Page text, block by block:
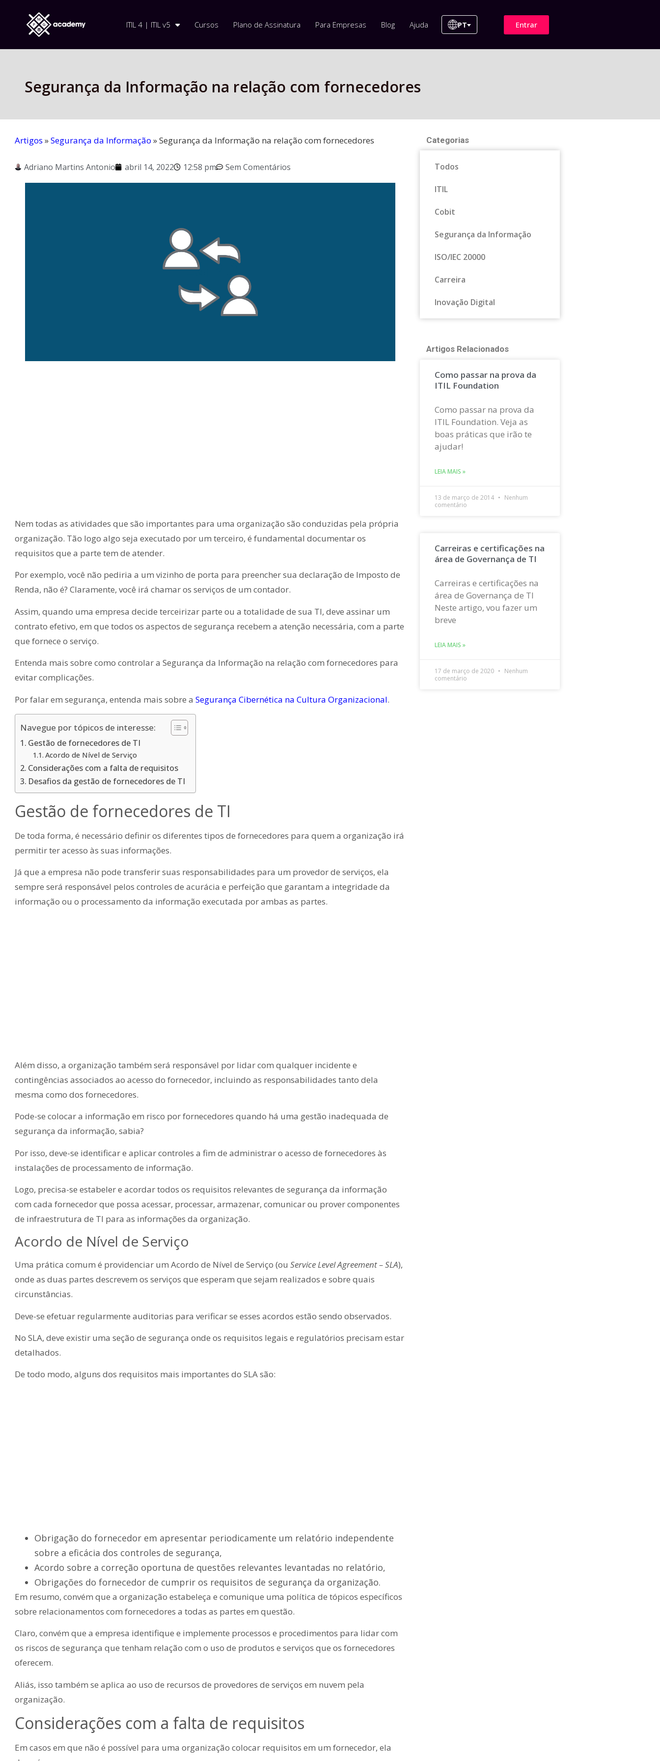
ITIL 4 | ITIL v5 Cursos Plano de Assinatura Para Empresas Blog Ajuda PT Entrar
Segurança da Informação na relação com fornecedores
Artigos »Segurança da Informação »Segurança da Informação na relação com fornecedores
Adriano Martins Antonio abril 14, 2022 12:58 pm Sem Comentários
Nem todas as atividades que são importantes para uma organização são conduzidas pela própria
organização. Tão logo algo seja executado por um terceiro, é fundamental documentar os
requisitos que a parte tem de atender.
Por exemplo, você não pediria a um vizinho de porta para preencher sua declaração de Imposto de
Renda, não é? Claramente, você irá chamar os serviços de um contador.
Assim, quando uma empresa decide terceirizar parte ou a totalidade de sua TI, deve assinar um
contrato efetivo, em que todos os aspectos de segurança recebem a atenção necessária, com a parte
que fornece o serviço.
Entenda mais sobre como controlar a Segurança da Informação na relação com fornecedores para
evitar complicações.
Por falar em segurança, entenda mais sobre a Segurança Cibernética na Cultura Organizacional.
Navegue por tópicos de interesse:
Gestão de fornecedores de TI
Acordo de Nível de Serviço
Considerações com a falta de requisitos
Desafios da gestão de fornecedores de TI
Gestão de fornecedores de TI
De toda forma, é necessário definir os diferentes tipos de fornecedores para quem a organização irá
permitir ter acesso às suas informações.
Já que a empresa não pode transferir suas responsabilidades para um provedor de serviços, ela
sempre será responsável pelos controles de acurácia e perfeição que garantam a integridade da
informação ou o processamento da informação executada por ambas as partes.
Além disso, a organização também será responsável por lidar com qualquer incidente e
contingências associados ao acesso do fornecedor, incluindo as responsabilidades tanto dela
mesma como dos fornecedores.
Pode-se colocar a informação em risco por fornecedores quando há uma gestão inadequada de
segurança da informação, sabia?
Por isso, deve-se identificar e aplicar controles a fim de administrar o acesso de fornecedores às
instalações de processamento de informação.
Logo, precisa-se estabeler e acordar todos os requisitos relevantes de segurança da informação
com cada fornecedor que possa acessar, processar, armazenar, comunicar ou prover componentes
de infraestrutura de TI para as informações da organização.
Acordo de Nível de Serviço
Uma prática comum é providenciar um Acordo de Nível de Serviço (ou Service Level Agreement– SLA),
onde as duas partes descrevem os serviços que esperam que sejam realizados e sobre quais
circunstâncias.
Deve-se efetuar regularmente auditorias para verificar se esses acordos estão sendo observados.
No SLA, deve existir uma seção de segurança onde os requisitos legais e regulatórios precisam estar
detalhados.
De todo modo, alguns dos requisitos mais importantes do SLA são:
Obrigação do fornecedor em apresentar periodicamente um relatório independente
sobre a eficácia dos controles de segurança,
Acordo sobre a correção oportuna de questões relevantes levantadas no relatório,
Obrigações do fornecedor de cumprir os requisitos de segurança da organização.
Em resumo, convém que a organização estabeleça e comunique uma política de tópicos específicos
sobre relacionamentos com fornecedores a todas as partes em questão.
Claro, convém que a empresa identifique e implemente processos e procedimentos para lidar com
os riscos de segurança que tenham relação com o uso de produtos e serviços que os fornecedores
oferecem.
Aliás, isso também se aplica ao uso de recursos de provedores de serviços em nuvem pela
organização.
Considerações com a falta de requisitos
Em casos em que não é possível para uma organização colocar requisitos em um fornecedor, ela
Categorias
Todos
ITIL
Cobit
Segurança da Informação
ISO/IEC 20000
Carreira
Inovação Digital
Artigos Relacionados
Como passar na prova da
ITIL Foundation
Como passar na prova da
ITIL Foundation. Veja as
boas práticas que irão te
ajudar!
LEIA MAIS »
13 de março de 2014
Nenhum
comentário
Carreiras e certificações na
área de Governança de TI
Carreiras e certificações na
área de Governança de TI
Neste artigo, vou fazer um
breve
LEIA MAIS »
17 de março de 2020
Nenhum
comentário